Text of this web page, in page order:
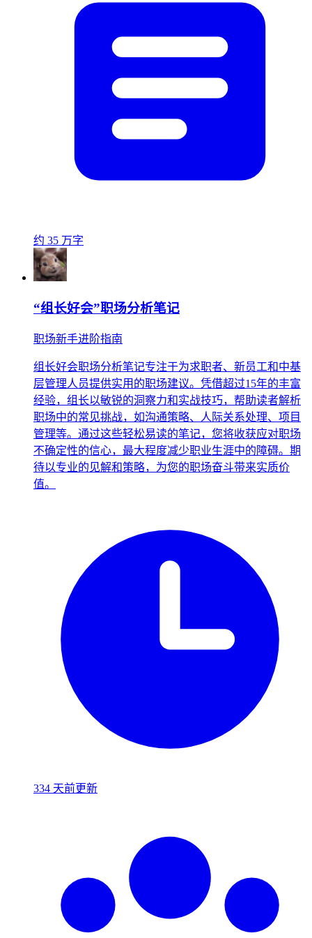
约 35 万字
“组长好会”职场分析笔记
职场新手进阶指南
组长好会职场分析笔记专注于为求职者、新员工和中基
层管理人员提供实用的职场建议。凭借超过15年的丰富
经验，组长以敏锐的洞察力和实战技巧，帮助读者解析
职场中的常见挑战，如沟通策略、人际关系处理、项目
管理等。通过这些轻松易读的笔记，您将收获应对职场
不确定性的信心，最大程度减少职业生涯中的障碍。期
待以专业的见解和策略，为您的职场奋斗带来实质价
值。
334 天前更新